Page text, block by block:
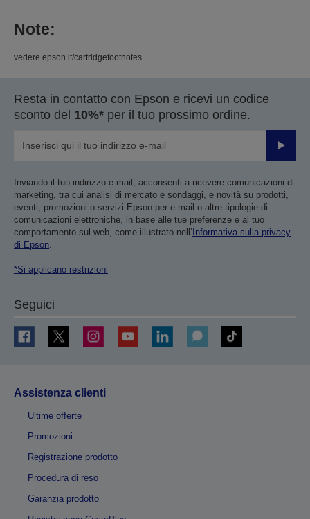
Note:
vedere epson.it/cartridgefootnotes
Resta in contatto con Epson e ricevi un codice
sconto del 10%* per il tuo prossimo ordine.
Invia
Inviando il tuo indirizzo e-mail, acconsenti a ricevere comunicazioni di
marketing, tra cui analisi di mercato e sondaggi, e novità su prodotti,
eventi, promozioni o servizi Epson per e-mail o altre tipologie di
comunicazioni elettroniche, in base alle tue preferenze e al tuo
comportamento sul web, come illustrato nell’Informativa sulla privacy
di Epson
*Si applicano restrizioni
Seguici
Assistenza clienti
Ultime offerte
Promozioni
Registrazione prodotto
Procedura di reso
Garanzia prodotto